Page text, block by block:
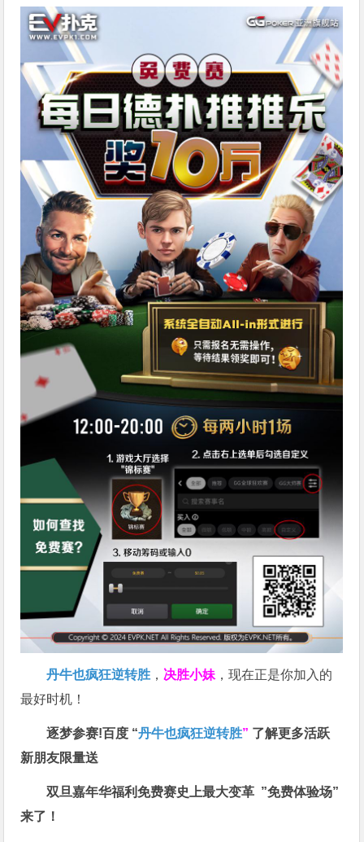
丹牛也疯狂逆转胜 ， 决胜小妹 ，现在正是你加入的
最好时机！
逐梦参赛!百度 “丹牛也疯狂逆转胜” 了解更多活跃
新朋友限量送
双旦嘉年华福利免费赛史上最大变革 ”免费体验场”
来了！